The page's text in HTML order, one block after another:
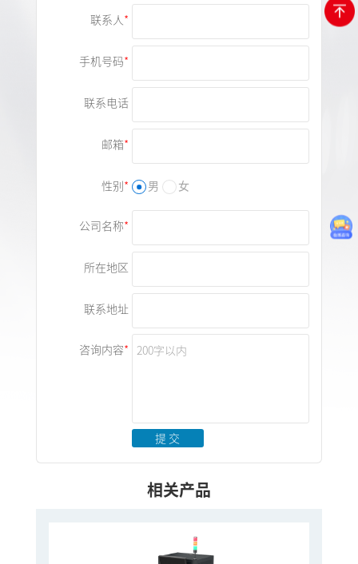
联系人
手机号码
联系电话
邮箱
性别 男 女
公司名称
所在地区
联系地址
咨询内容
提 交
相关产品